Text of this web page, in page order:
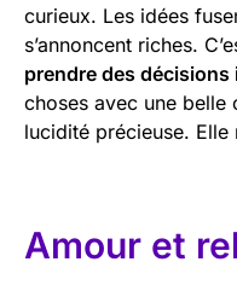
curieux. Les idées
s’annoncent riches.
prendre des
choses avec une
lucidité précieuse.
Amour et